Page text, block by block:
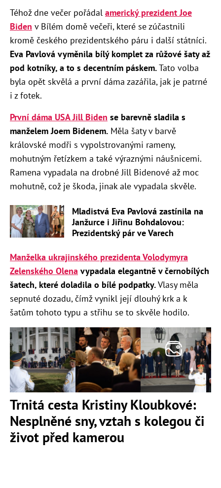
Téhož dne večer pořádal americký prezident Joe
Biden v Bílém domě večeři, které se zúčastnili
kromě českého prezidentského páru i další státníci.
Eva Pavlová vyměnila bílý komplet za růžové šaty až
pod kotníky, a to s decentním páskem.Tato volba
byla opět skvělá a první dáma zazářila, jak je patrné
i z fotek.
První dáma USA Jill Biden se barevně sladila s
manželem Joem Bidenem. Měla šaty v barvě
královské modři s vypolstrovanými rameny,
mohutným řetízkem a také výraznými náušnicemi.
Ramena vypadala na drobné Jill Bidenové až moc
mohutně, což je škoda, jinak ale vypadala skvěle.
Mladistvá Eva Pavlová zastínila na
Janžurce i Jiřinu Bohdalovou:
Prezidentský pár ve Varech
Manželka ukrajinského prezidenta Volodymyra
Zelenského Olena vypadala elegantně v černobílých
šatech, které doladila o bílé podpatky.Vlasy měla
sepnuté dozadu, čímž vynikl její dlouhý krk a k
šatům tohoto typu a střihu se to skvěle hodilo.
Trnitá cesta Kristiny Kloubkové:
Nesplněné sny, vztah s kolegou či
život před kamerou